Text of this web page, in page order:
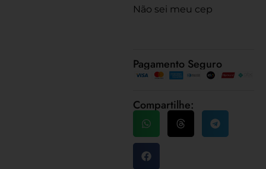
Pagamento Seguro
Compartilhe:
Não sei meu cep